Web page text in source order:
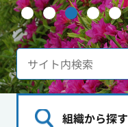
組織から探す